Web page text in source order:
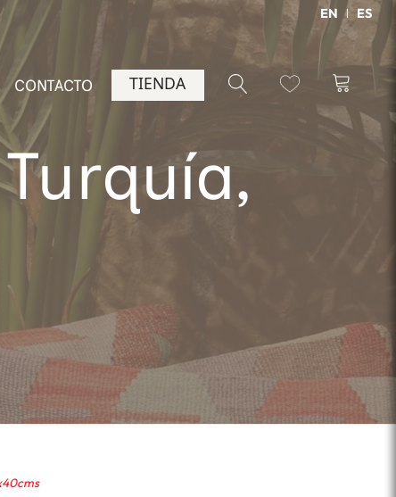
EN ES
CONTACTO TIENDA